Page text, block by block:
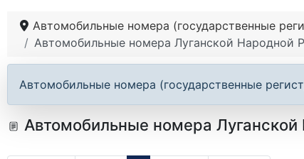
Автомобильные номера (государственные
Автомобильные номера Луганской Народной
Автомобильные номера (государственные
Автомобильные номера